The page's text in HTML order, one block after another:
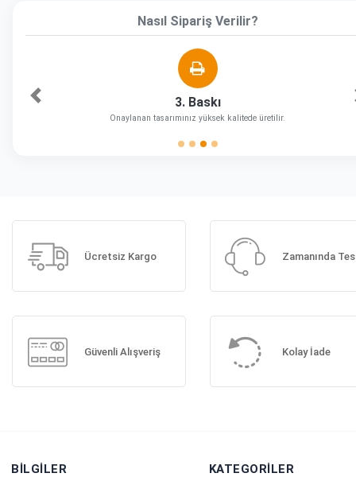
Nasıl Sipariş Verilir?
3. Baskı
Onaylanan tasarımınız yüksek kalitede üretilir.
Önceki
Ücretsiz Kargo Zamanında
Güvenli Alışveriş Kolay İade
BILGILER KATEGORILER